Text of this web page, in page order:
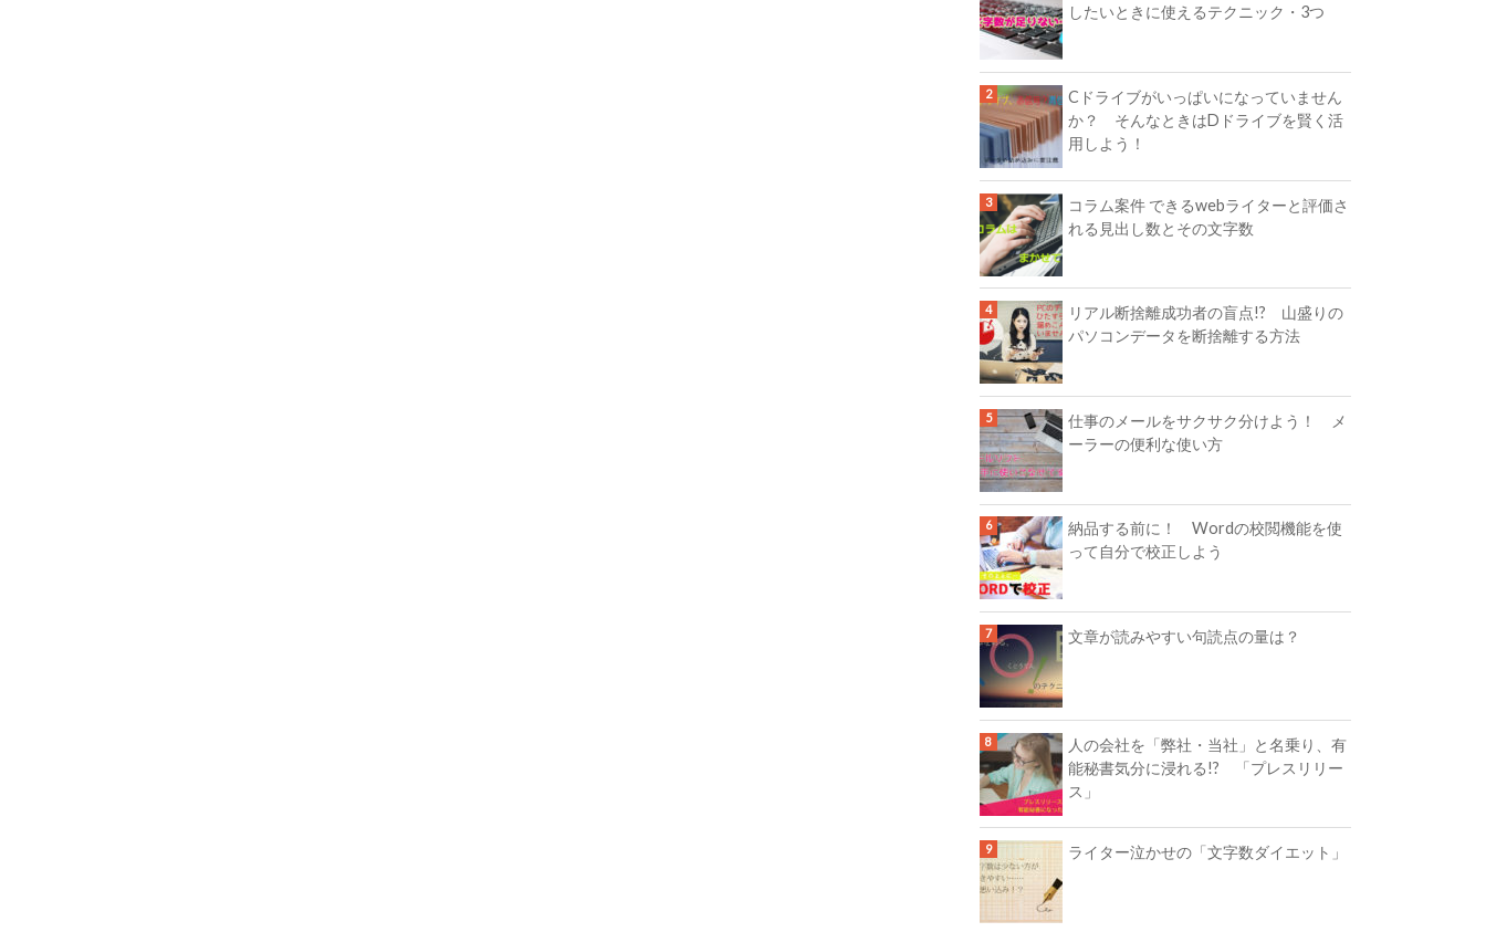
したいときに使えるテクニック・3つ
Cドライブがいっぱいになっていません
か？ そんなときはDドライブを賢く活
用しよう！
コラム案件 できるwebライターと評価さ
れる見出し数とその文字数
リアル断捨離成功者の盲点!? 山盛りの
パソコンデータを断捨離する方法
仕事のメールをサクサク分けよう！ メ
ーラーの便利な使い方
納品する前に！ Wordの校閲機能を使
って自分で校正しよう
文章が読みやすい句読点の量は？
人の会社を「弊社・当社」と名乗り、有
能秘書気分に浸れる!? 「プレスリリー
ス」
ライター泣かせの「文字数ダイエット」